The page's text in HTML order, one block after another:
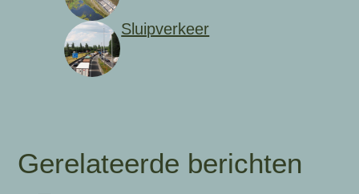
Sluipverkeer
Gerelateerde berichten